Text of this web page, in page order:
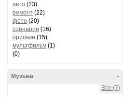
авто (23)
ремонт (22)
фото (20)
сценарии (16)
оригами (15)
мультфильм (1)
(0)
-
Музыка
Все (7)